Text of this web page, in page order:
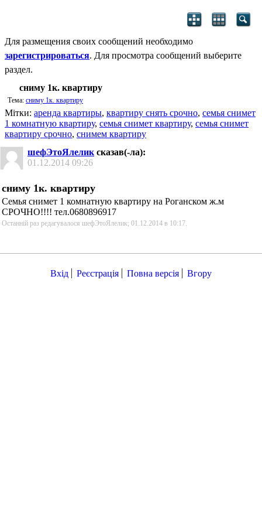
Для размещения своих сообщений необходимо
зарегистрироваться. Для просмотра сообщений выберите
раздел.
сниму 1к. квартиру
Тема: сниму 1к. квартиру
Мітки: аренда квартиры, квартиру снять срочно, семья снимет
1 комнатную квартиру, семья снимет квартиру, семья снимет
квартиру срочно, снимем квартиру
шефЭтоЯлелик сказав(-ла):
01.12.2014 09:26
сниму 1к. квартиру
Семья снимет 1 комнатную квартиру на Роганском ж.м
СРОЧНО!!!! тел.0680896917
Останній раз редагувалося шефЭтоЯлелик; 01.12.2014 в 10:17.
Вхід Реєстрація Повна версія Вгору